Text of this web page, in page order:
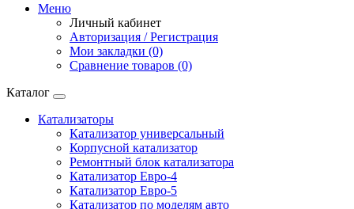
Меню
Личный кабинет
Авторизация / Регистрация
Мои закладки (0)
Сравнение товаров (0)
Каталог
Катализаторы
Катализатор универсальный
Корпусной катализатор
Ремонтный блок катализатора
Катализатор Евро-4
Катализатор Евро-5
Катализатор по моделям авто